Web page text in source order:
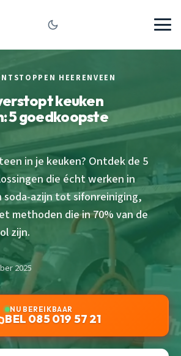
HEERENVEEN
keuken
5 goedkoopste
in je keuken? Ontdek de 5
die écht werken in
soda-azijn tot sifonreiniging,
methoden die in 70% van de
zijn.
2025
NU BEREIKBAAR
BEL 085 019 57 21